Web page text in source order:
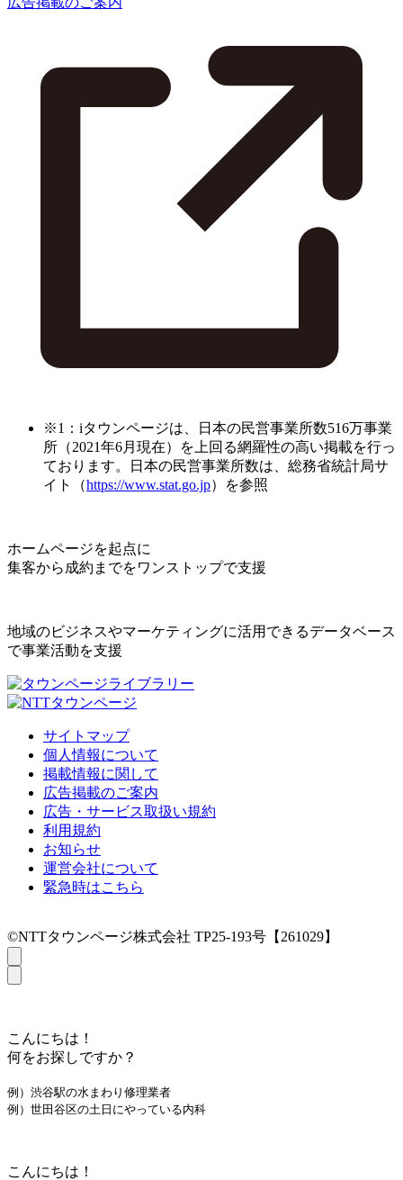
※1：iタウンページは、日本の民営事業所数516万事業
所（2021年6月現在）を上回る網羅性の高い掲載を行っ
ております。日本の民営事業所数は、総務省統計局サ
イト（https://www.stat.go.jp）を参照
ホームページを起点に
集客から成約までをワンストップで支援
地域のビジネスやマーケティングに活用できるデータベース
で事業活動を支援
サイトマップ
個人情報について
掲載情報に関して
広告掲載のご案内
広告・サービス取扱い規約
利用規約
お知らせ
運営会社について
緊急時はこちら
©NTTタウンページ株式会社 TP25-193号【261029】
こんにちは！
何をお探しですか？
例）渋谷駅の水まわり修理業者
例）世田谷区の土日にやっている内科
こんにちは！